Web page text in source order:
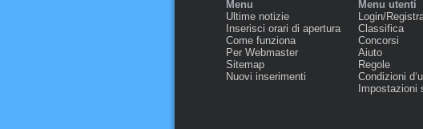
Menu
Ultime notizie
Inserisci orari di apertura
Come funziona
Per Webmaster
Sitemap
Nuovi inserimenti
Menu utenti
Login/
Classifica
Concorsi
Aiuto
Regole
Condizioni
Impostazioni